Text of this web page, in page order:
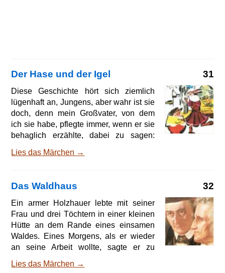
31
Der Hase und der Igel
Diese Geschichte hört sich ziemlich
lügenhaft an, Jungens, aber wahr ist sie
doch, denn mein Großvater, von dem
ich sie habe, pflegte immer, wenn er sie
behaglich erzählte, dabei zu sagen:
anders könnte man sie auch gar nicht
Sonntagmorgen zur Herbstzeit, gerade
als der Buchweizen blühte: die Sonne
war hell am Himmel aufgegangen, der
Morgenwind ging warm über die
Stoppeln, die Lerchen sangen in der
Luft, die Bienen summten im
Sonntagsstaat nach der Kirch
Lies das Märchen →
32
Das Waldhaus
Ein armer Holzhauer lebte mit seiner
Frau und drei Töchtern in einer kleinen
Hütte an dem Rande eines einsamen
Waldes. Eines Morgens, als er wieder
an seine Arbeit wollte, sagte er zu
dem ältesten Mädchen hinaus in den
Lies das Märchen →